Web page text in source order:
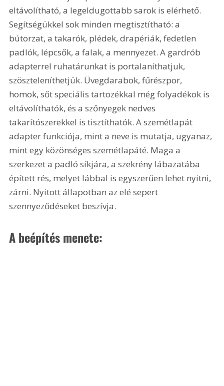
eltávolítható, a legeldugottabb sarok is elérhető.
Segítségükkel sok minden megtisztítható: a
bútorzat, a takarók, plédek, drapériák, fedetlen
padlók, lépcsők, a falak, a mennyezet. A gardrób
adapterrel ruhatárunkat is portalaníthatjuk,
szöszteleníthetjük. Üvegdarabok, fűrészpor,
homok, sőt speciális tartozékkal még folyadékok is
eltávolíthatók, és a szőnyegek nedves
takarítószerekkel is tisztíthatók. A szemétlapát
adapter funkciója, mint a neve is mutatja, ugyanaz,
mint egy közönséges szemétlapáté. Maga a
szerkezet a padló síkjára, a szekrény lábazatába
épített rés, melyet lábbal is egyszerűen lehet nyitni,
zárni. Nyitott állapotban az elé sepert
szennyeződéseket beszívja.
A beépítés menete: